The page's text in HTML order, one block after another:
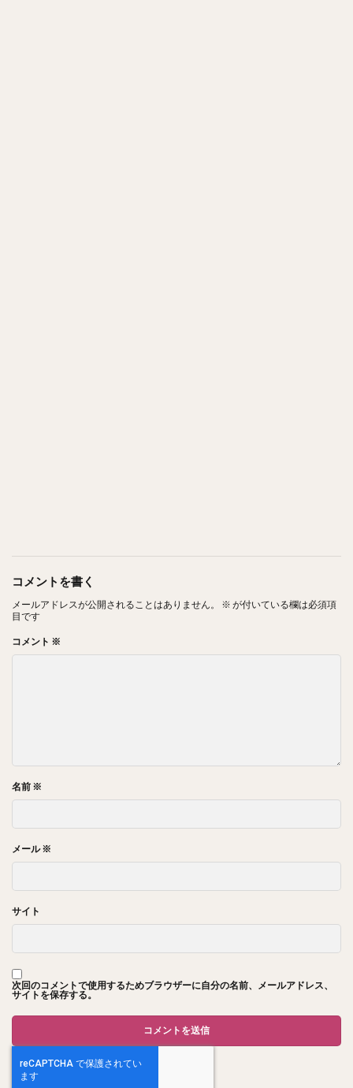
コメントを書く
メールアドレスが公開されることはありません。 ※ が付いている欄は必須項
目です
コメント ※
名前 ※
メール※
サイト
次回のコメントで使用するためブラウザーに自分の名前、メールアドレス、
サイトを保存する。